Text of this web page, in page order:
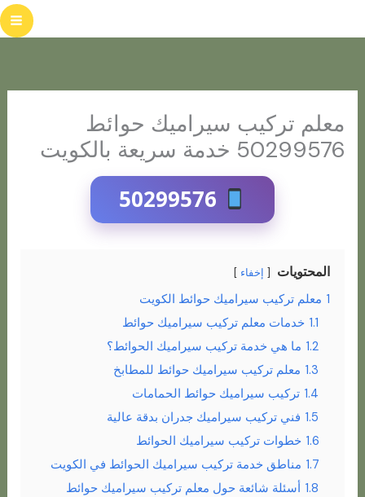
معلم تركيب سيراميك حوائط
50299576 خدمة سريعة بالكويت
المحتويات إخفاء
1 معلم تركيب سيراميك حوائط الكويت
1.1 خدمات معلم تركيب سيراميك حوائط
1.2 ما هي خدمة تركيب سيراميك الحوائط؟
1.3 معلم تركيب سيراميك حوائط للمطابخ
1.4 تركيب سيراميك حوائط الحمامات
1.5 فني تركيب سيراميك جدران بدقة عالية
1.6 خطوات تركيب سيراميك الحوائط
1.7 مناطق خدمة تركيب سيراميك الحوائط في الكويت
1.8 أسئلة شائعة حول معلم تركيب سيراميك حوائط